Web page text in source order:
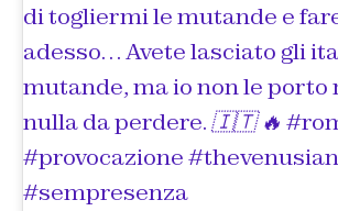
di togliermi le mutande e
adesso… Avete lasciato gli
mutande, ma io non le porto
nulla da perdere. 🇮🇹 🔥
#provocazione
#sempresenza